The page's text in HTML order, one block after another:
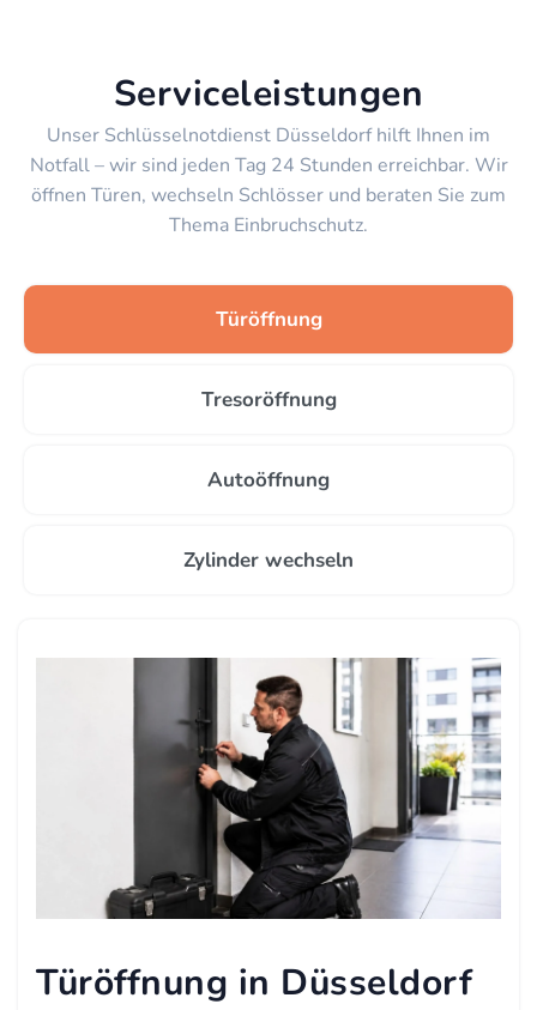
Serviceleistungen
Unser Schlüsselnotdienst Düsseldorf hilft Ihnen im
Notfall – wir sind jeden Tag 24 Stunden erreichbar. Wir
öffnen Türen, wechseln Schlösser und beraten Sie zum
Thema Einbruchschutz.
Türöffnung
Tresoröffnung
Autoöffnung
Zylinder wechseln
Türöffnung in Düsseldorf